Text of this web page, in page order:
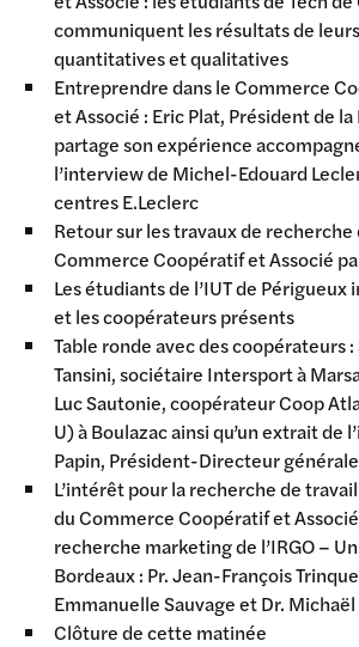
communiquent les résultats de
quantitatives et qualitatives
Entreprendre dans le Commerce
et Associé : Eric Plat, Président de la
partage son expérience
l’interview de Michel-Edouard
centres E.Leclerc
Retour sur les travaux de recherche
Commerce Coopératif et Associé
Les étudiants de l’IUT de
et les coopérateurs présents
Table ronde avec des coopérateurs
Tansini, sociétaire Intersport à
Luc Sautonie, coopérateur Coop
U) à Boulazac ainsi qu’un extrait de
Papin, Président-Directeur
L’intérêt pour la recherche de
du Commerce Coopératif et
recherche marketing de l’IRGO –
Bordeaux : Pr. Jean-François
Emmanuelle Sauvage et Dr.
Clôture de cette matinée